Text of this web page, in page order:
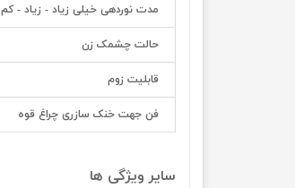
مدت نوردهی خیلی زیاد - زیاد - کم
حالت چشمک زن
قابلیت زوم
فن جهت خنک سازری چراغ قوه
سایر ویژگی ها